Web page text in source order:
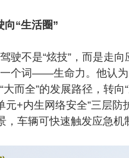
向“生活圈”
驶不是“炫技”，而是走向
个词 ——生命力。他认为
“大而全”的发展路径，转
元+内生网络安全”三层
车辆可快速触发应急机